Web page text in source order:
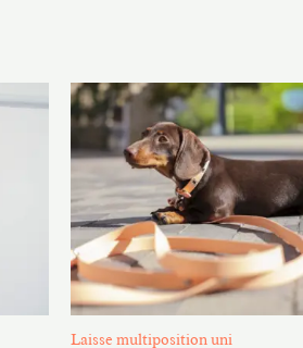
Laisse multiposition uni
Plage
de
prix :
44.00€
à
64.00€